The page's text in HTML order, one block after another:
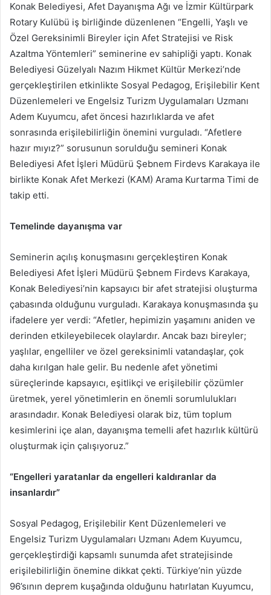
Konak Belediyesi, Afet Dayanışma Ağı ve İzmir Kültürpark
Rotary Kulübü iş birliğinde düzenlenen “Engelli, Yaşlı ve
Özel Gereksinimli Bireyler için Afet Stratejisi ve Risk
Azaltma Yöntemleri” seminerine ev sahipliği yaptı. Konak
Belediyesi Güzelyalı Nazım Hikmet Kültür Merkezi’nde
gerçekleştirilen etkinlikte Sosyal Pedagog, Erişilebilir Kent
Düzenlemeleri ve Engelsiz Turizm Uygulamaları Uzmanı
Adem Kuyumcu, afet öncesi hazırlıklarda ve afet
sonrasında erişilebilirliğin önemini vurguladı. “Afetlere
hazır mıyız?” sorusunun sorulduğu semineri Konak
Belediyesi Afet İşleri Müdürü Şebnem Firdevs Karakaya ile
birlikte Konak Afet Merkezi (KAM) Arama Kurtarma Timi de
takip etti.
Temelinde dayanışma var
Seminerin açılış konuşmasını gerçekleştiren Konak
Belediyesi Afet İşleri Müdürü Şebnem Firdevs Karakaya,
Konak Belediyesi’nin kapsayıcı bir afet stratejisi oluşturma
çabasında olduğunu vurguladı. Karakaya konuşmasında şu
ifadelere yer verdi: “Afetler, hepimizin yaşamını aniden ve
derinden etkileyebilecek olaylardır. Ancak bazı bireyler;
yaşlılar, engelliler ve özel gereksinimli vatandaşlar, çok
daha kırılgan hale gelir. Bu nedenle afet yönetimi
süreçlerinde kapsayıcı, eşitlikçi ve erişilebilir çözümler
üretmek, yerel yönetimlerin en önemli sorumlulukları
arasındadır. Konak Belediyesi olarak biz, tüm toplum
kesimlerini içe alan, dayanışma temelli afet hazırlık kültürü
oluşturmak için çalışıyoruz.”
“Engelleri yaratanlar da engelleri kaldıranlar da
insanlardır”
Sosyal Pedagog, Erişilebilir Kent Düzenlemeleri ve
Engelsiz Turizm Uygulamaları Uzmanı Adem Kuyumcu,
gerçekleştirdiği kapsamlı sunumda afet stratejisinde
erişilebilirliğin önemine dikkat çekti. Türkiye’nin yüzde
96’sının deprem kuşağında olduğunu hatırlatan Kuyumcu,